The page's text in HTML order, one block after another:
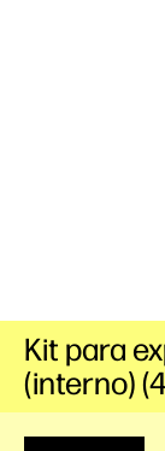
Kit para
(interno)